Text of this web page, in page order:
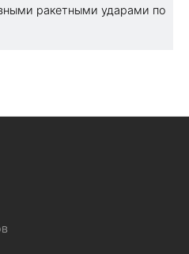
ракетными ударами по